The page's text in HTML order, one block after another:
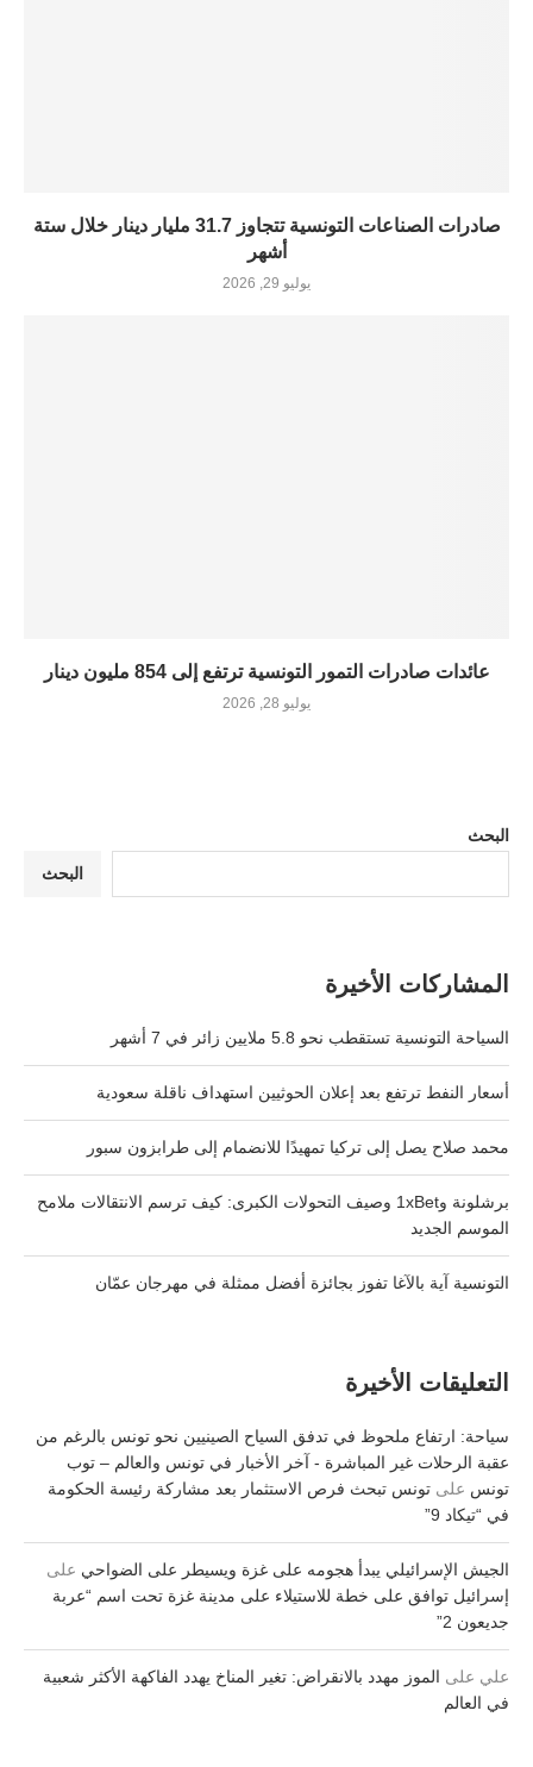
صادرات الصناعات التونسية تتجاوز 31.7 مليار دينار خلال ستة
أشهر
يوليو 29, 2026
عائدات صادرات التمور التونسية ترتفع إلى 854 مليون دينار
يوليو 28, 2026
البحث
البحث
المشاركات الأخيرة
السياحة التونسية تستقطب نحو 5.8 ملايين زائر في 7 أشهر
أسعار النفط ترتفع بعد إعلان الحوثيين استهداف ناقلة سعودية
محمد صلاح يصل إلى تركيا تمهيدًا للانضمام إلى طرابزون سبور
برشلونة و1xBet وصيف التحولات الكبرى: كيف ترسم الانتقالات ملامح
الموسم الجديد
التونسية آية بالآغا تفوز بجائزة أفضل ممثلة في مهرجان عمّان
التعليقات الأخيرة
سياحة: ارتفاع ملحوظ في تدفق السياح الصينيين نحو تونس بالرغم من
عقبة الرحلات غير المباشرة - آخر الأخبار في تونس والعالم – توب
تونس على تونس تبحث فرص الاستثمار بعد مشاركة رئيسة الحكومة
في “تيكاد 9”
الجيش الإسرائيلي يبدأ هجومه على غزة ويسيطر على الضواحي على
إسرائيل توافق على خطة للاستيلاء على مدينة غزة تحت اسم “عربة
جديعون 2”
علي على الموز مهدد بالانقراض: تغير المناخ يهدد الفاكهة الأكثر شعبية
في العالم